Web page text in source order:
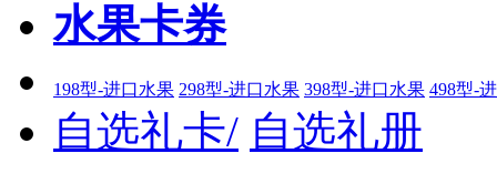
水果卡券
198型-进口水果 298型-进口水果 398型-进口水果 498型-
自选礼卡/ 自选礼册